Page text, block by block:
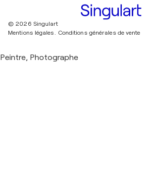
© 2026 Singulart
Mentions légales. Conditions générales de vente
Peintre, Photographe